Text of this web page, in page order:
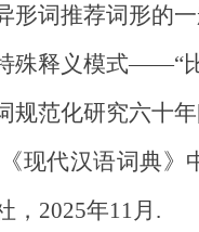
词推荐词形的一
释义模式——“
范化研究六十年
代汉语词典》
，2025年11月.